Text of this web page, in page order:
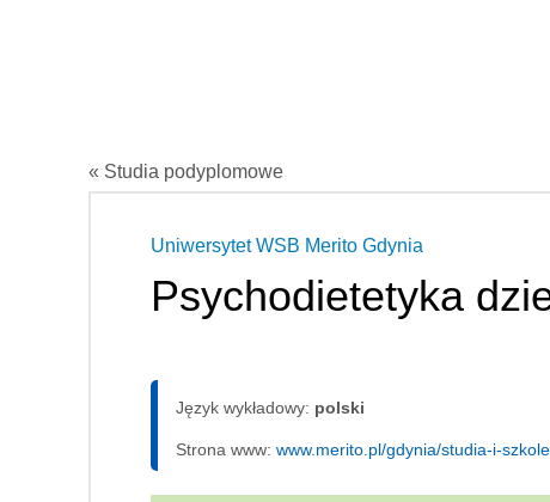
« Studia podyplomowe
Uniwersytet WSB Merito Gdynia
Psychodietetyka
Język wykładowy: polski
Strona www: www.merito.pl/gdynia/studia-i-